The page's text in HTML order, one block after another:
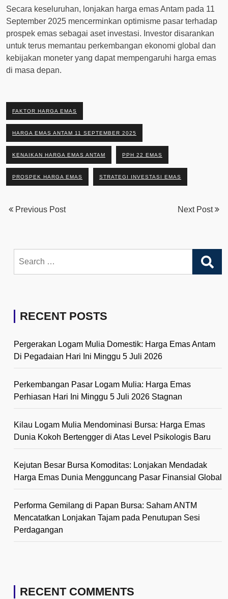
Secara keseluruhan, lonjakan harga emas Antam pada 11
September 2025 mencerminkan optimisme pasar terhadap
prospek emas sebagai aset investasi. Investor disarankan
untuk terus memantau perkembangan ekonomi global dan
kebijakan moneter yang dapat mempengaruhi harga emas
di masa depan.
FAKTOR HARGA EMAS
HARGA EMAS ANTAM 11 SEPTEMBER 2025
KENAIKAN HARGA EMAS ANTAM PPH 22 EMAS
PROSPEK HARGA EMAS STRATEGI INVESTASI EMAS
Previous Post Next Post
for:
RECENT POSTS
Pergerakan Logam Mulia Domestik: Harga Emas Antam
Di Pegadaian Hari Ini Minggu 5 Juli 2026
Perkembangan Pasar Logam Mulia: Harga Emas
Perhiasan Hari Ini Minggu 5 Juli 2026 Stagnan
Kilau Logam Mulia Mendominasi Bursa: Harga Emas
Dunia Kokoh Bertengger di Atas Level Psikologis Baru
Kejutan Besar Bursa Komoditas: Lonjakan Mendadak
Harga Emas Dunia Mengguncang Pasar Finansial Global
Performa Gemilang di Papan Bursa: Saham ANTM
Mencatatkan Lonjakan Tajam pada Penutupan Sesi
Perdagangan
RECENT COMMENTS